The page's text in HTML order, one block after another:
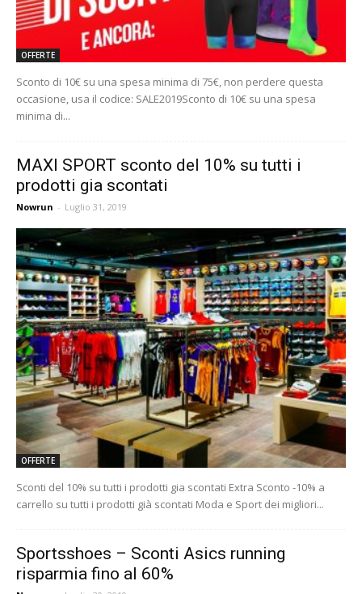
OFFERTE
Sconto di 10€ su una spesa minima di 75€, non perdere questa
occasione, usa il codice: SALE2019Sconto di 10€ su una spesa
minima di...
MAXI SPORT sconto del 10% su tutti i
prodotti gia scontati
Nowrun - Luglio 31, 2019
OFFERTE
Sconti del 10% su tutti i prodotti gia scontati Extra Sconto -10% a
carrello su tutti i prodotti già scontati Moda e Sport dei migliori...
Sportsshoes – Sconti Asics running
risparmia fino al 60%